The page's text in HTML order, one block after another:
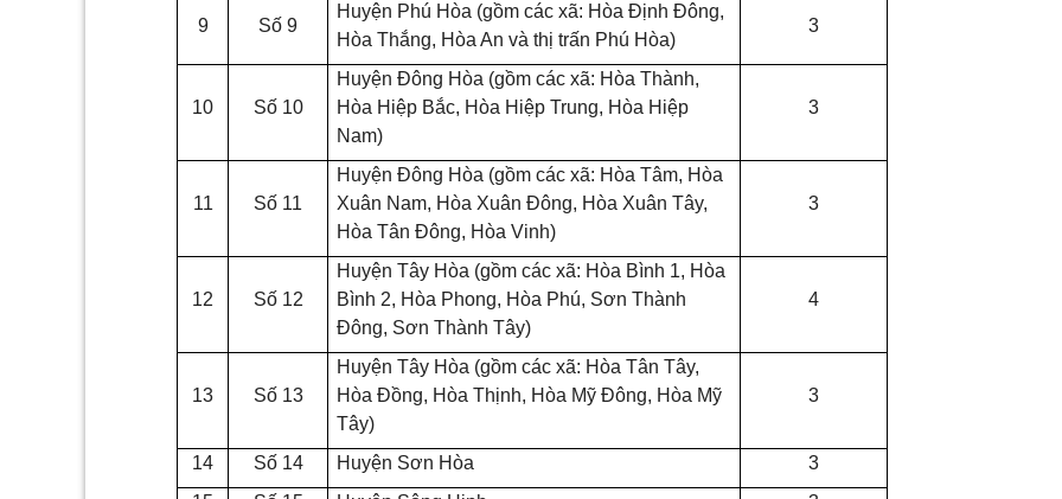
9 Số 9
Huyện Phú Hòa (gồm các xã: Hòa Định Đông,
Hòa Thắng, Hòa An và thị trấn Phú Hòa)
3
10 Số 10
Huyện Đông Hòa (gồm các xã: Hòa Thành,
Hòa Hiệp Bắc, Hòa Hiệp Trung, Hòa Hiệp
Nam)
3
11 Số 11
Huyện Đông Hòa (gồm các xã: Hòa Tâm, Hòa
Xuân Nam, Hòa Xuân Đông, Hòa Xuân Tây,
Hòa Tân Đông, Hòa Vinh)
3
12 Số 12
Huyện Tây Hòa (gồm các xã: Hòa Bình 1, Hòa
Bình 2, Hòa Phong, Hòa Phú, Sơn Thành
Đông, Sơn Thành Tây)
4
13 Số 13
Huyện Tây Hòa (gồm các xã: Hòa Tân Tây,
Hòa Đồng, Hòa Thịnh, Hòa Mỹ Đông, Hòa Mỹ
Tây)
3
14 Số 14 Huyện Sơn Hòa
3